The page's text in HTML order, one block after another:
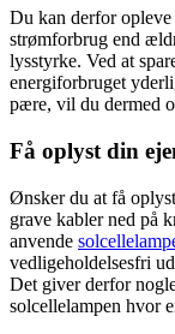
Du kan derfor
strømforbrug end
lysstyrke. Ved at
energiforbruget
pære, vil du dermed
Få oplyst din
Ønsker du at få
grave kabler ned på
anvende
vedligeholdelsesfri
Det giver derfor
solcellelampen hvor